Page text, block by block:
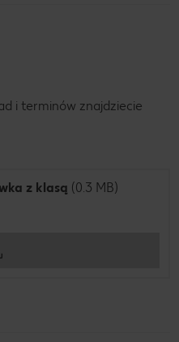
i terminów znajdziecie
z klasą (0.3 MB)